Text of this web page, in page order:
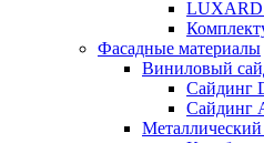
LUXARD
Фасадные материалы
Виниловый
Сайдинг
Сайдинг